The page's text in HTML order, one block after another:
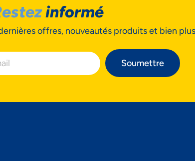
informé
offres, nouveautés produits et bien
Soumettre
Decline Préférences